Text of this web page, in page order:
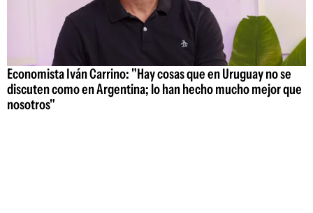
Economista Iván Carrino: "Hay cosas que en Uruguay no se
discuten como en Argentina; lo han hecho mucho mejor que
nosotros"